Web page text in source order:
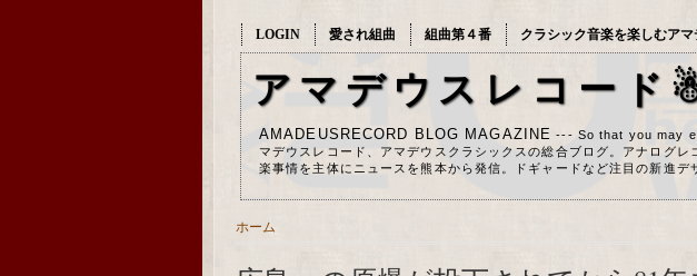
LOGIN 愛され組曲 組曲第４番 クラシック音楽を楽しむア
アマデウスレコード
AMADEUSRECORD BLOG MAGAZINE --- So that you may
マデウスレコード、アマデウスクラシックスの総合ブログ。アナログ
楽事情を主体にニュースを熊本から発信。ドギャードなど注目の新進デ
ホーム